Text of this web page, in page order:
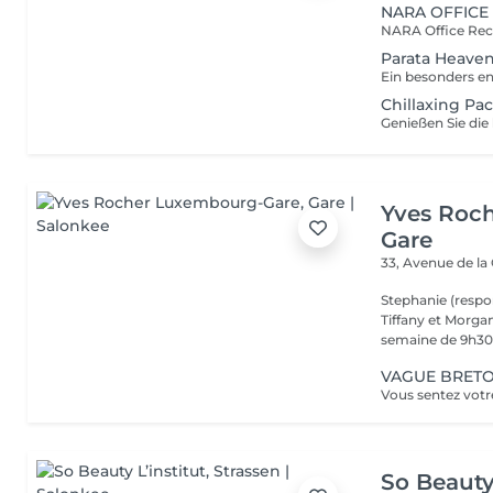
NARA OFFICE
Parata Heaven
Chillaxing
Yves
Gare
33, Avenue de la
Stephanie
Tiffany et
semaine de 9h30
VAGUE
So